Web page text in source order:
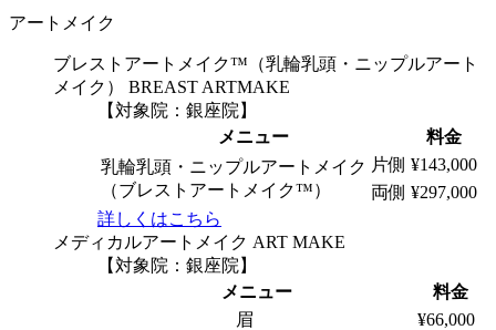
アートメイク
ブレストアートメイク™（乳輪乳頭・ニップルアート
メイク） BREAST ARTMAKE
【対象院：銀座院】
メニュー
料金
乳輪乳頭・ニップルアートメイク
（ブレストアートメイク™）
片側 ¥143,000
両側 ¥297,000
詳しくはこちら
メディカルアートメイク ART MAKE
【対象院：銀座院】
メニュー
料金
眉
¥66,000